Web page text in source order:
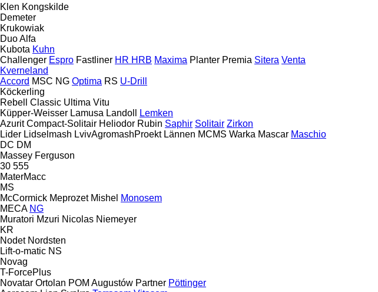
Klen Kongskilde
Demeter
Krukowiak
Duo Alfa
Kubota Kuhn
Challenger Espro Fastliner HR HRB Maxima Planter Premia Sitera Venta
Kverneland
Accord MSC NG Optima RS U-Drill
Köckerling
Rebell Classic Ultima Vitu
Küpper-Weisser Lamusa Landoll
Lemken
Azurit Compact-Solitair Heliodor Rubin Saphir Solitair Zirkon
Lider Lidselmash LvivAgromashProekt Lännen MCMS Warka Mascar Maschio
DC DM
Massey Ferguson
30 555
MaterMacc
MS
McCormick Meprozet Mishel Monosem
MECA NG
Muratori Mzuri Nicolas Niemeyer
KR
Nodet Nordsten
Lift-o-matic NS
Novag
T-ForcePlus
Novatar Ortolan POM Augustów Partner Pöttinger